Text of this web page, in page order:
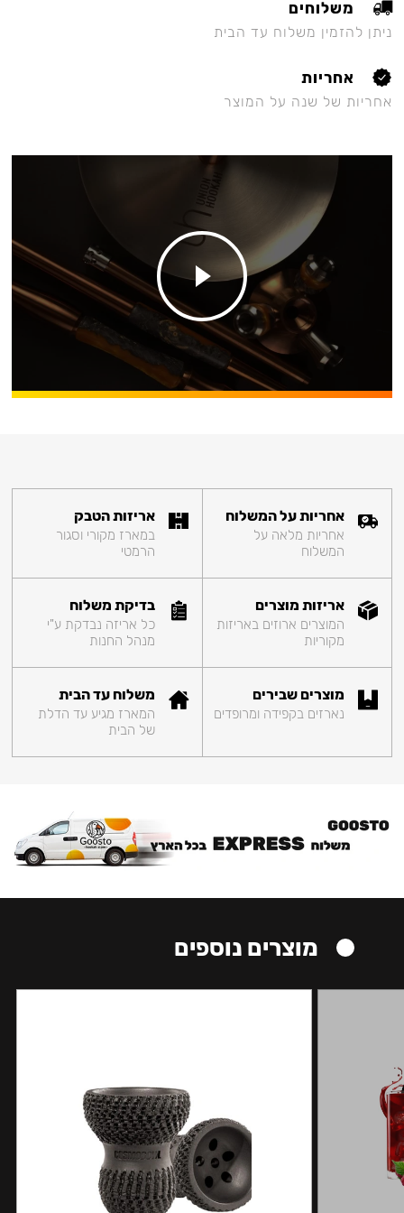
משלוחים
ניתן להזמין משלוח עד הבית
אחריות
אחריות של שנה על המוצר
אחריות על המשלוח
אחריות מלאה על
המשלוח
אריזות הטבק
במארז מקורי וסגור
הרמטי
אריזות מוצרים
המוצרים ארוזים באריזות
מקוריות
בדיקת משלוח
כל אריזה נבדקת ע"י
מנהל החנות
מוצרים שבירים
נארזים בקפידה ומרופדים
משלוח עד הבית
המארז מגיע עד הדלת
של הבית
מוצרים נוספים